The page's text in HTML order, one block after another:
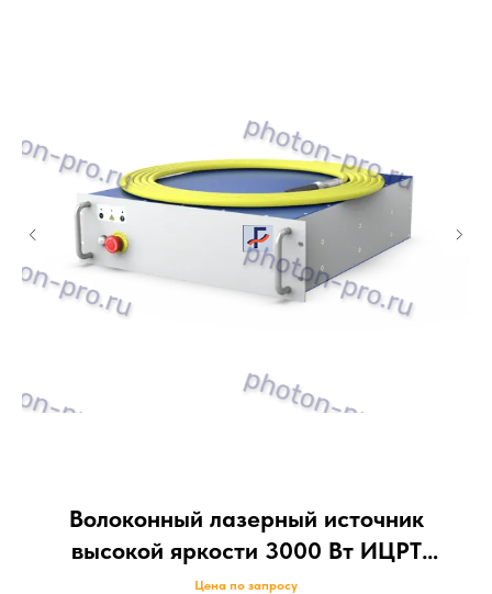
Волоконный лазерный источник
высокой яркости 3000 Вт ИЦРТ
«ФОТОН»
Цена по запросу